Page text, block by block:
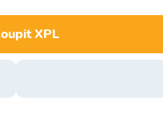
koupit XPL